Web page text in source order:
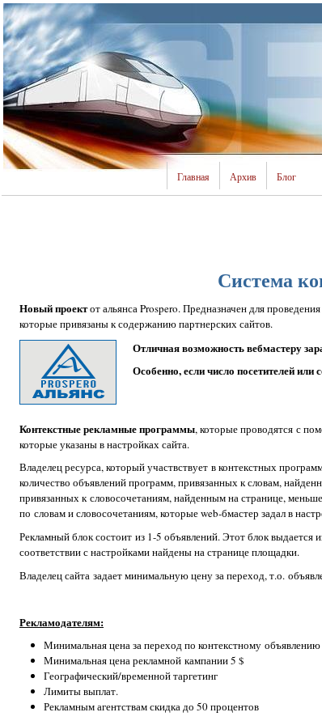
Главная Архив Блог
Система
Новый проектот альянса Prospero. Предназначен для проведения
которые привязаны к содержанию партнерских сайтов.
Отличная возможность вебмастеру
Особенно, если число посетителей
Контекстные рекламные программы, которые проводятся с
которые указаны в настройках сайта.
Владелец ресурса, который участвствует в контекстных
количество объявлений программ, привязанных к словам,
привязанных к словосочетаниям, найденным на странице,
по словам и словосочетаниям, которые web-бмастер задал в
Рекламный блок состоит из 1-5 объявлений. Этот блок
соответствии с настройками найдены на странице площадки.
Владелец сайта задает минимальную цену за переход, т.о.
Рекламодателям:
Минимальная цена за переход по контекстному
Минимальная цена рекламной кампании 5 $
Географический/временной таргетинг
Лимиты выплат.
Рекламным агентствам скидка до 50 процентов